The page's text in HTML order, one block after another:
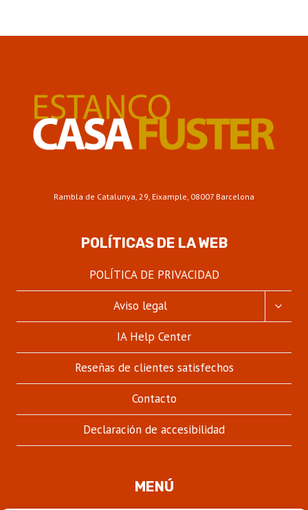
Rambla de Catalunya, 29, Eixample, 08007 Barcelona
POLÍTICAS DE LA WEB
POLÍTICA DE PRIVACIDAD
Aviso legal
IA Help Center
Reseñas de clientes satisfechos
Contacto
Declaración de accesibilidad
MENÚ